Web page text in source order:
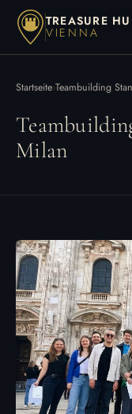
TREASURE
VIENNA
Startseite›Teambuilding
Milan